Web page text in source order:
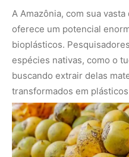
A Amazônia, com sua
oferece um potencial
bioplásticos.
espécies nativas, como o
buscando extrair delas
transformados em